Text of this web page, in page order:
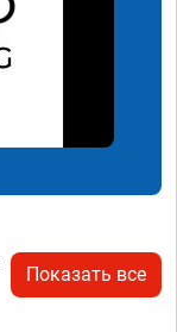
Показать все